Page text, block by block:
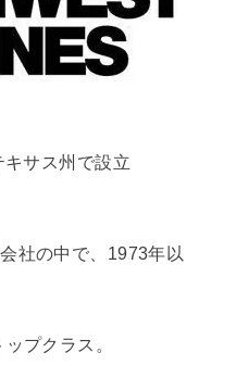
キサス州で設立
社の中で、1973年以
プクラス。